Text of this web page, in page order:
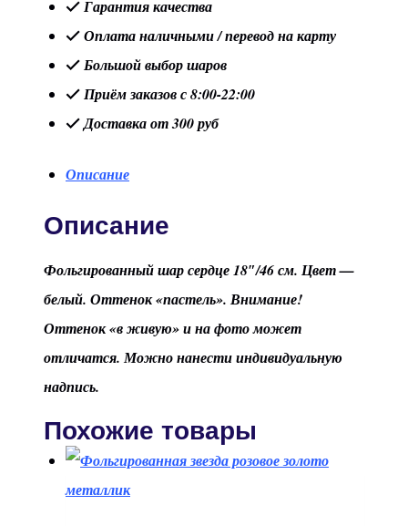
Сердце
"Белый"
пастель
Гарантия качества
Оплата наличными / перевод на карту
Большой выбор шаров
Приём заказов с 8:00-22:00
Доставка от 300 руб
Описание
Описание
Фольгированный шар сердце 18″/46 см. Цвет —
белый. Оттенок «пастель». Внимание!
Оттенок «в живую» и на фото может
отличатся. Можно нанести индивидуальную
надпись.
Похожие товары